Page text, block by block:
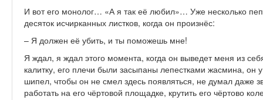
И вот его монолог… «А я так её любил»… Уже несколько
десяток исчирканных листков, когда он произнёс:
– Я должен её убить, и ты поможешь мне!
Я ждал, я ждал этого момента, когда он выведет меня из
калитку, его плечи были засыпаны лепестками жасмина, он
шипел, чтобы он не смел здесь появляться, не думал даже
работать на его чёртовой площадке, крутить его чёртово